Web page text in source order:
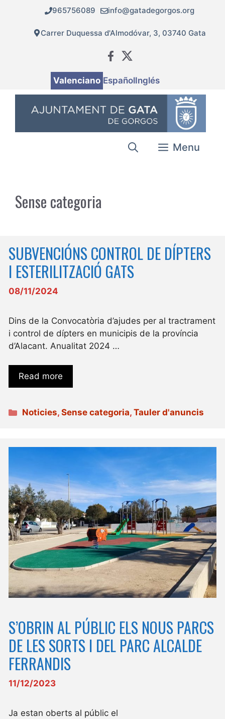
contingut
965756089 info@gatadegorgos.org
Carrer Duquessa d'Almodóvar, 3, 03740 Gata
Valenciano EspañolInglés
Menu
Sense categoria
SUBVENCIÓNS CONTROL DE DÍPTERS
I ESTERILITZACIÓ GATS
08/11/2024
Dins de la Convocatòria d’ajudes per al tractrament
i control de dípters en municipis de la província
d’Alacant. Anualitat 2024 …
Read more
Categories
Noticies,Sense categoria,Tauler d'anuncis
S’OBRIN AL PÚBLIC ELS NOUS PARCS
DE LES SORTS I DEL PARC ALCALDE
FERRANDIS
11/12/2023
Ja estan oberts al públic el